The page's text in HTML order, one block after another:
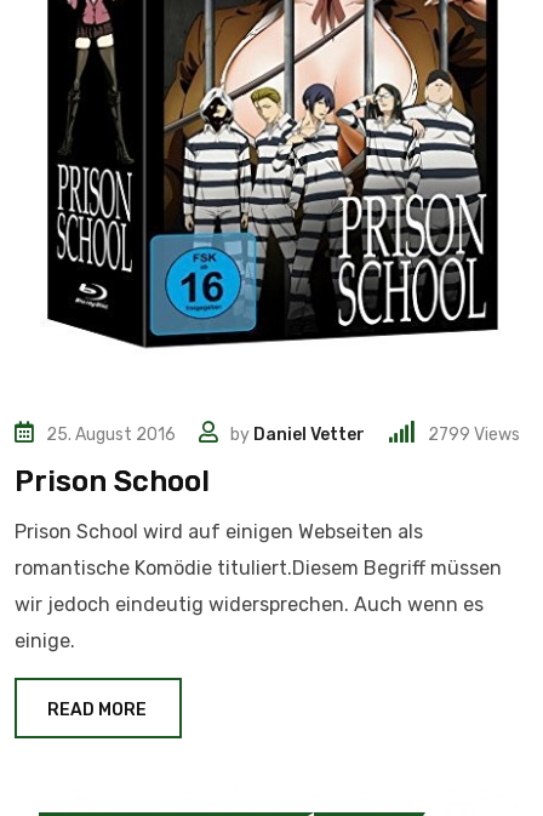
25. August 2016 by Daniel Vetter 2799 Views
Prison School
Prison School wird auf einigen Webseiten als
romantische Komödie tituliert.Diesem Begriff müssen
wir jedoch eindeutig widersprechen. Auch wenn es
einige.
READ MORE